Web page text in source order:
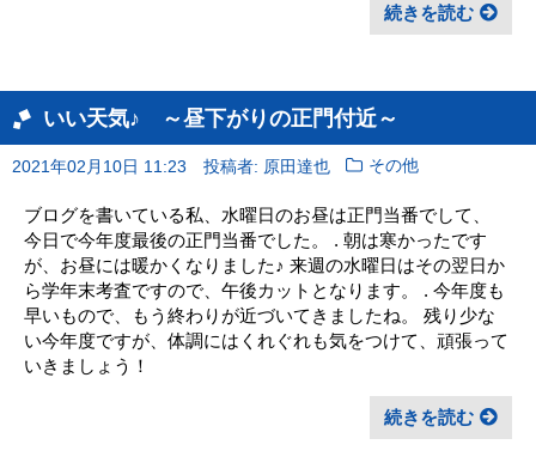
続きを読む
いい天気♪ ～昼下がりの正門付近～
2021年02月10日 11:23 投稿者: 原田達也 その他
ブログを書いている私、水曜日のお昼は正門当番でして、
今日で今年度最後の正門当番でした。 . 朝は寒かったです
が、お昼には暖かくなりました♪ 来週の水曜日はその翌日か
ら学年末考査ですので、午後カットとなります。 . 今年度も
早いもので、もう終わりが近づいてきましたね。 残り少な
い今年度ですが、体調にはくれぐれも気をつけて、頑張って
いきましょう！
続きを読む